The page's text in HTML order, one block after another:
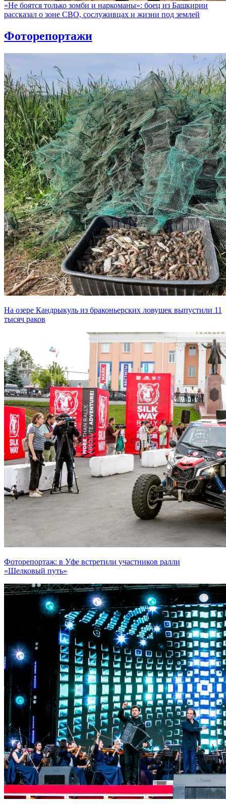
«Не боятся только зомби и наркоманы»: боец из Башкирии
рассказал о зоне СВО, сослуживцах и жизни под землей
Фоторепортажи
На озере Кандрыкуль из браконьерских ловушек выпустили 11
тысяч раков
Фоторепортаж: в Уфе встретили участников ралли
«Шелковый путь»